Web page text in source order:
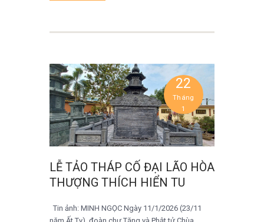
22
Tháng
1
LỄ TẢO THÁP CỐ ĐẠI LÃO HÒA
THƯỢNG THÍCH HIỂN TU
Tin ảnh: MINH NGỌC Ngày 11/1/2026 (23/11